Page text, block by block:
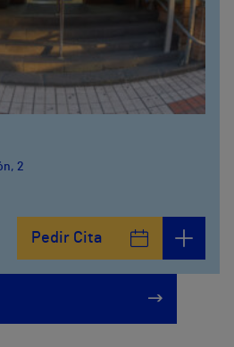
2
Pedir Cita